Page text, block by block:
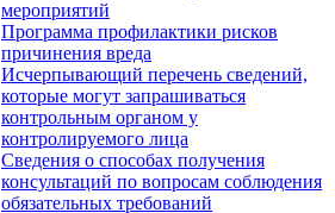
мероприятий
Программа профилактики рисков
причинения вреда
Исчерпывающий перечень сведений,
которые могут запрашиваться
контрольным органом у
контролируемого лица
Сведения о способах получения
консультаций по вопросам соблюдения
обязательных требований